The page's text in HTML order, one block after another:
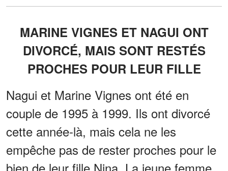
MARINE VIGNES ET NAGUI ONT
DIVORCÉ, MAIS SONT RESTÉS
PROCHES POUR LEUR FILLE
Nagui et Marine Vignes ont été en
couple de 1995 à 1999. Ils ont divorcé
cette année-là, mais cela ne les
empêche pas de rester proches pour le